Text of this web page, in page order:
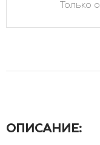
Только
ОПИСАНИЕ: